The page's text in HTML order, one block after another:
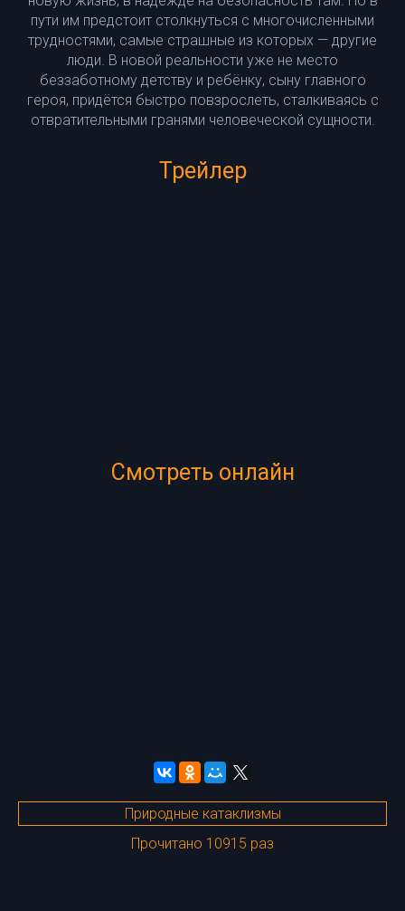
пути им предстоит столкнуться c многочисленными
трудностями, самые страшные из которых — другие
люди. В новой реальности уже не место
беззаботному детству и ребёнку, сыну главного
героя, придётся быстро повзрослеть, сталкиваясь с
отвратительными гранями человеческой сущности.
Трейлер
Смотреть онлайн
Природные катаклизмы
Прочитано 10915 раз